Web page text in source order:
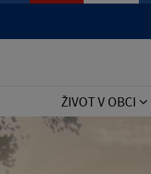
ŽIVOT V OBCI